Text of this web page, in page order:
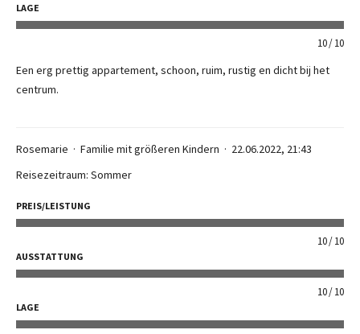
LAGE
10 10
Een erg prettig appartement, schoon, ruim, rustig en dicht bij het
centrum.
Rosemarie Familie mit größeren Kindern
22.06.2022, 21:43
Reisezeitraum: Sommer
PREIS/LEISTUNG
10 10
AUSSTATTUNG
10 10
LAGE